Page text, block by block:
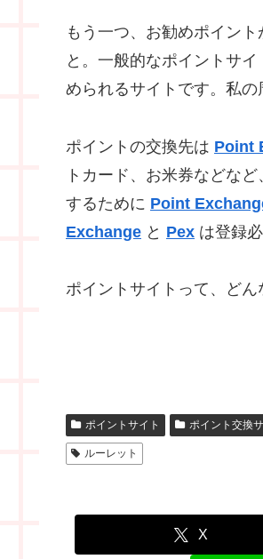
もう一つ、お勧めポイント
と。一般的なポイントサイ
められるサイトです。私の
ポイントの交換先は Point
トカード、お米券などなど
するために Point
Exchange と Pex は登録
ポイントサイトって、どん
ポイントサイト ポイント交換
ルーレット
X